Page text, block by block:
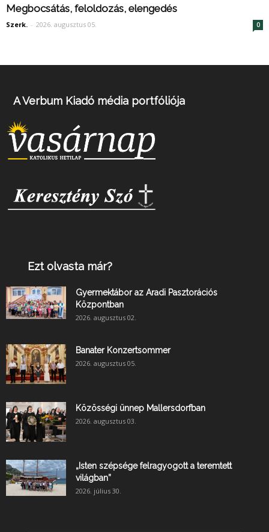
Megbocsátás, feloldozás, elengedés
Szerk. - 2026. augusztus 05. 0
A Verbum Kiadó média portfóliója
Ezt olvasta már?
Gyermektábor az Aradi Pasztorációs
Központban
2026. augusztus 02.
Banater Konzertsommer
2026. augusztus 05.
Közösségi ünnep Mallersdorfban
2026. augusztus 03.
„Isten szépsége felragyogott a teremtett
világban”
2026. július 30.